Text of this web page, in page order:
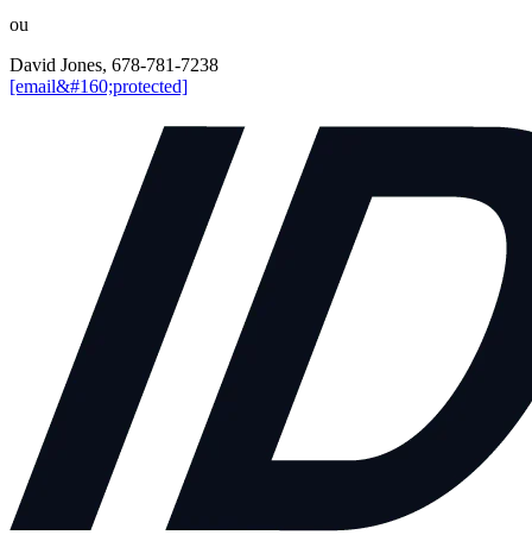
ou
David Jones, 678-781-7238
[email&#160;protected]